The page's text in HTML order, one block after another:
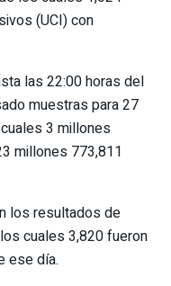
(UCI) con
las 22:00 horas del
muestras para 27
3 millones
millones 773,811
los resultados de
cuales 3,820 fueron
ese día.